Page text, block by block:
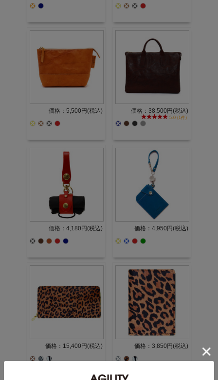
価格：5,500円(税込) 価格：38,500円(税込)
5.0 (1件)
価格：4,180円(税込) 価格：4,950円(税込)
価格：15,400円(税込) 価格：3,850円(税込)